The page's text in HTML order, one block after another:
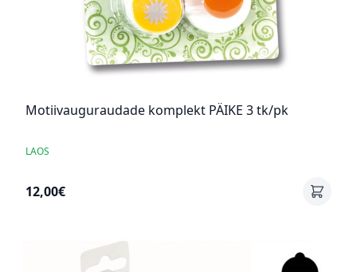
Motiivauguraudade komplekt PÄIKE 3 tk/pk
LAOS
12,00€